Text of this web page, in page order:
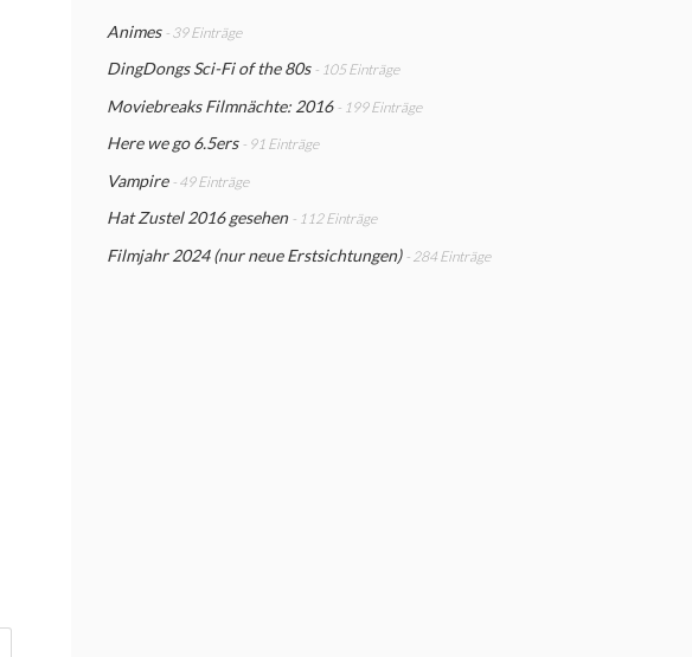
Animes - 39 Einträge
DingDongs Sci-Fi of the 80s - 105 Einträge
Moviebreaks Filmnächte: 2016 - 199 Einträge
Here we go 6.5ers - 91 Einträge
Vampire - 49 Einträge
Hat Zustel 2016 gesehen - 112 Einträge
Filmjahr 2024 (nur neue Erstsichtungen) - 284 Einträge